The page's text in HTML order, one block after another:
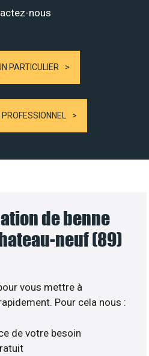
nous
PARTICULIER
de benne
neuf (89)
vous mettre à
Pour cela nous :
de votre besoin